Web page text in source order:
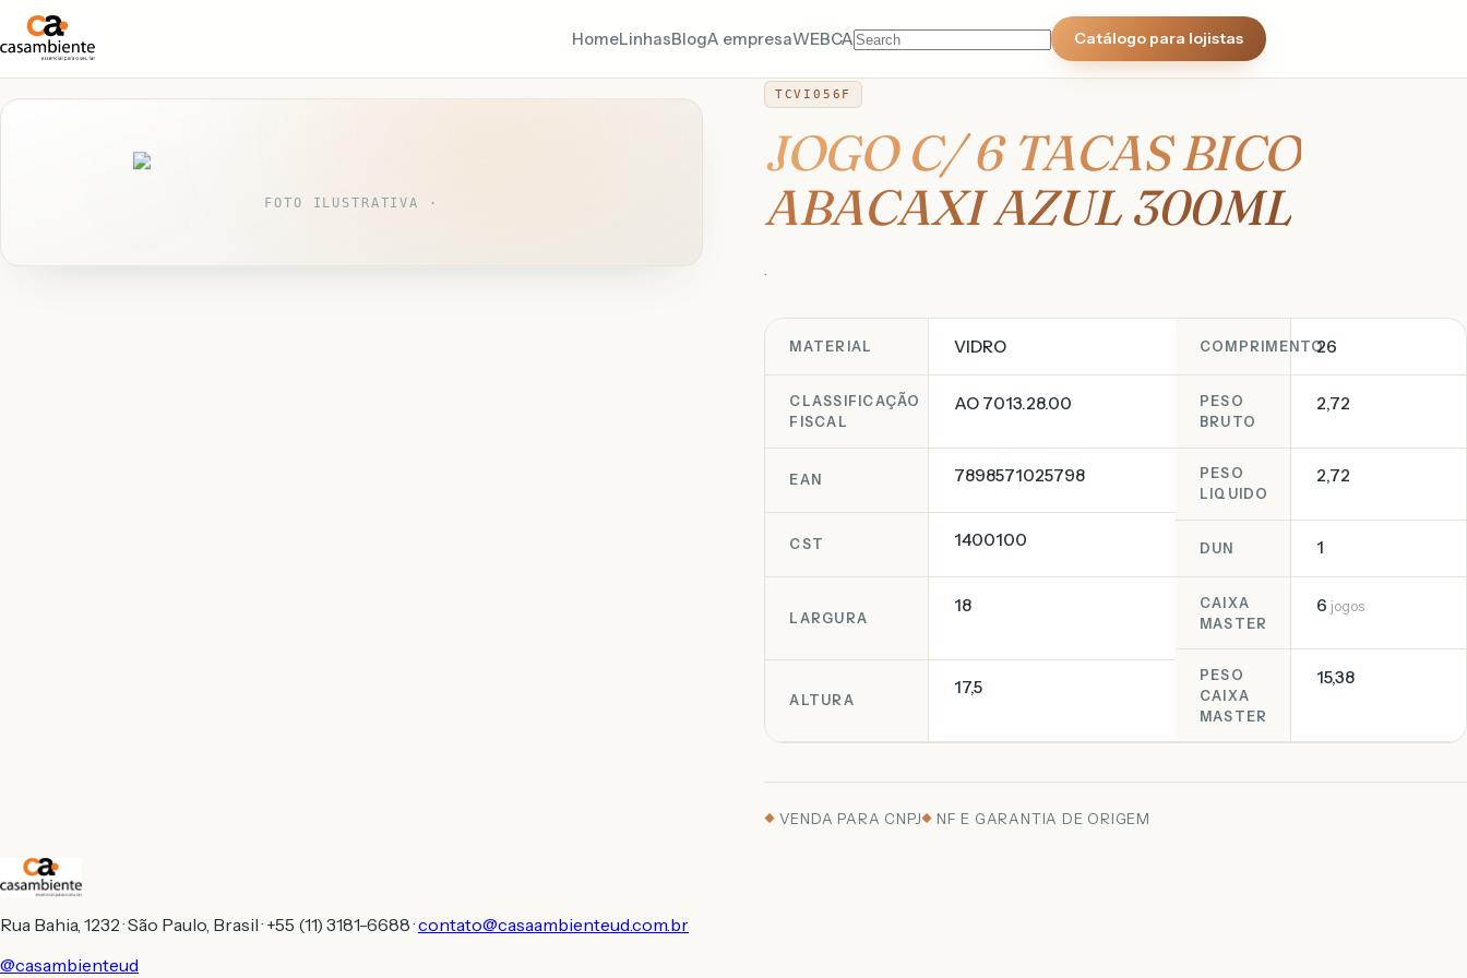
HomeLinhasBlogA empresaWEBCA Catálogo para lojistas
FOTO ILUSTRATIVA ·
TCVI056F
JOGO C/ 6 TACAS BICO
ABACAXI AZUL 300ML
.
MATERIAL VIDRO
CLASSIFICAÇÃO
FISCAL
AO 7013.28.00
COMPRIMENTO26
PESO
BRUTO
2,72
EAN 7898571025798
CST 1400100
PESO
LIQUIDO
2,72
DUN 1
LARGURA
18
ALTURA
17,5
CAIXA
MASTER
6 jogos
PESO
CAIXA
MASTER
15,38
VENDA PARA CNPJ NF E GARANTIA DE ORIGEM
Rua Bahia, 1232 · São Paulo, Brasil · +55 (11) 3181-6688 ·contato@casaambienteud.com.br
@casambienteud